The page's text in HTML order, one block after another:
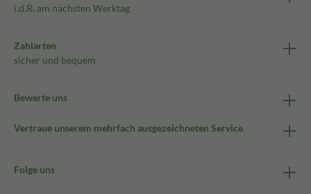
i.d.R. am nächsten Werktag
Zahlarten
sicher und bequem
Bewerte uns
Vertraue unserem mehrfach ausgezeichneten Service
Folge uns